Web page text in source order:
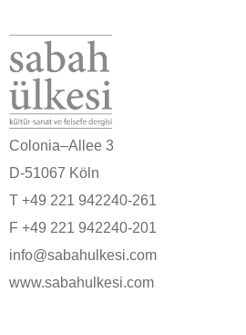
Colonia–Allee 3
D-51067 Köln
T +49 221 942240-261
F +49 221 942240-201
info@sabahulkesi.com
www.sabahulkesi.com